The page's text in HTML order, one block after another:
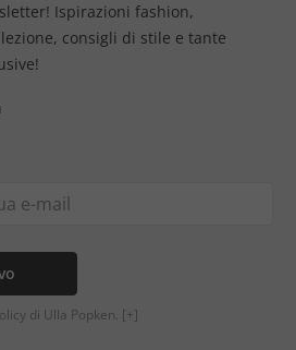
Ispirazioni fashion,
consigli di stile e tante
di Ulla Popken. [+]